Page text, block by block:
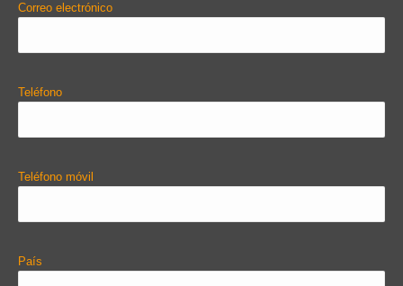
Correo electrónico
Teléfono
Teléfono móvil
País